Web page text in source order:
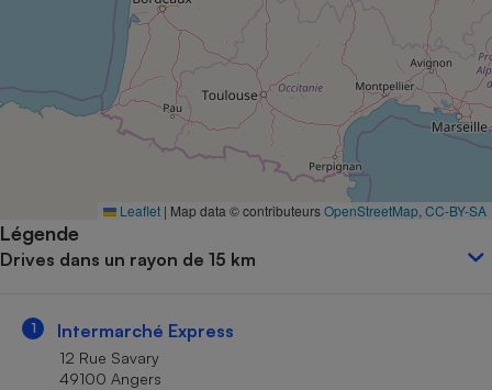
Leaflet | Map data © contributeursOpenStreetMap CC-BY-SA
Légende
Drives dans un rayon de 15 km
1 Intermarché Express
12 Rue Savary
49100 Angers
Complément
alimentaire
Assurance emprunteur
Banque
Petit électroménager -
Matelas
Mutuelle